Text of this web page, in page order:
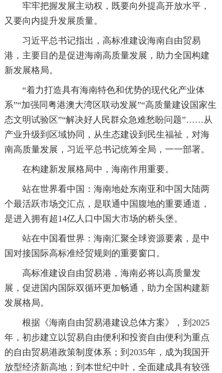
牢牢把握发展主动权，既要向外提高开放水平，
又要向内提升发展质量。
习近平总书记指出，高标准建设海南自由贸易
港，主要目的是促进海南高质量发展，助力全国构建
新发展格局。
“着力打造具有海南特色和优势的现代化产业体
系”“加强同粤港澳大湾区联动发展”“高质量建设国家生
态文明试验区”“解决好人民群众急难愁盼问题”……从
产业升级到区域协同，从生态建设到民生福祉，对海
南高质量发展，习近平总书记统筹全局，一一部署。
在构建新发展格局中，海南作用重要。
站在世界看中国：海南地处东南亚和中国大陆两
个最活跃市场交汇点，是联通中国腹地的重要通道，
是进入拥有超14亿人口中国大市场的桥头堡。
站在中国看世界：海南汇聚全球资源要素，是中
国对接国际高标准经贸规则的重要窗口。
高标准建设自由贸易港，海南必将以高质量发
展，促进国内国际双循环更加畅通，助力全国构建新
发展格局。
根据《海南自由贸易港建设总体方案》，到2025
年，初步建立以贸易自由便利和投资自由便利为重点
的自由贸易港政策制度体系；到2035年，成为我国开
放型经济新高地；到本世纪中叶，全面建成具有较强